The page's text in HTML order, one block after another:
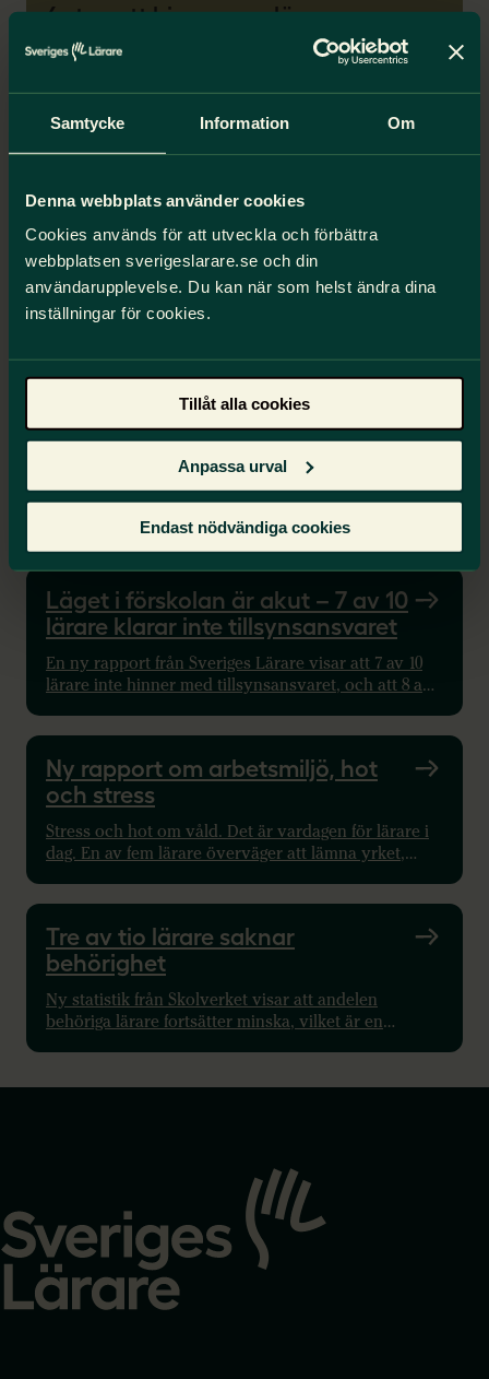
Samtycke Information Om
Denna webbplats använder cookies
Cookies används för att utveckla och förbättra
webbplatsen sverigeslarare.se och din
användarupplevelse. Du kan när som helst ändra dina
inställningar för cookies.
Tillåt alla cookies
Anpassa urval
Endast nödvändiga cookies
6 steg att hinna vara lärare
Förväntningarna på dig som lärare är höga.
hur du kan påverka för att få bättre balans i
vardagen.
Följ våra tips
av
Lärare ges orimliga
förutsättningar för sitt uppdrag
Åtta av tio lärare har hög arbetsbelastning, nio av tio
ägnar för mycket tid åt dokumentation. Det krävs
reglering av tid, lokaler, resurser samt
Läget i förskolan är akut – 7 av 10
lärare klarar inte tillsynsansvaret
En ny rapport från Sveriges Lärare visar att 7 av 10
lärare inte hinner med tillsynsansvaret, och att 8 av
Ny rapport om arbetsmiljö, hot
och stress
Stress och hot om våld. Det är vardagen för lärare i
dag. En av fem lärare överväger att lämna yrket,
Tre av tio lärare saknar
behörighet
Ny statistik från Skolverket visar att andelen
behöriga lärare fortsätter minska, vilket är en
startsidan